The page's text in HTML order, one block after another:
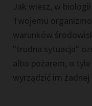
Jak wiesz, w
Twojemu
warunków
"trudna sytuacja"
albo pożarem, o
wyrządzić im